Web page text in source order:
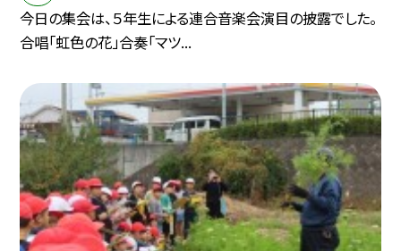
今日の集会は、５年生による連合音楽会演目の披露でした。
合唱「虹色の花」合奏「マツ...